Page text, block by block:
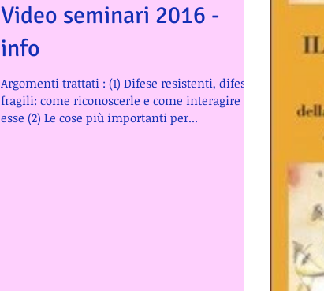
Video seminari 2016 -
info
Argomenti trattati : (1) Difese resistenti, difese
fragili: come riconoscerle e come interagire con
esse (2) Le cose più importanti per...